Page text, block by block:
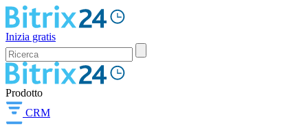
Inizia gratis
Prodotto
CRM